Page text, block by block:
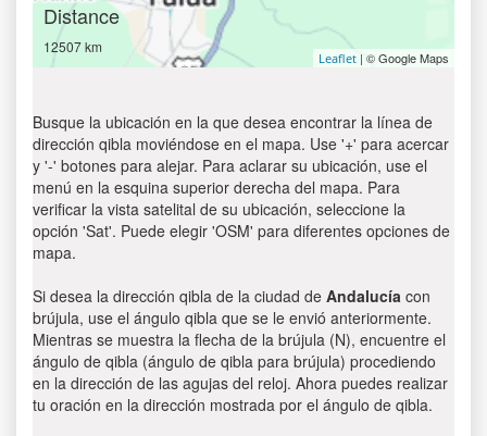
Distance
12507 km
Leaflet | © Google Maps
Busque la ubicación en la que desea encontrar la línea de
dirección qibla moviéndose en el mapa. Use '+' para acercar
y '-' botones para alejar. Para aclarar su ubicación, use el
menú en la esquina superior derecha del mapa. Para
verificar la vista satelital de su ubicación, seleccione la
opción 'Sat'. Puede elegir 'OSM' para diferentes opciones de
mapa.
Si desea la dirección qibla de la ciudad de Andalucía con
brújula, use el ángulo qibla que se le envió anteriormente.
Mientras se muestra la flecha de la brújula (N), encuentre el
ángulo de qibla (ángulo de qibla para brújula) procediendo
en la dirección de las agujas del reloj. Ahora puedes realizar
tu oración en la dirección mostrada por el ángulo de qibla.